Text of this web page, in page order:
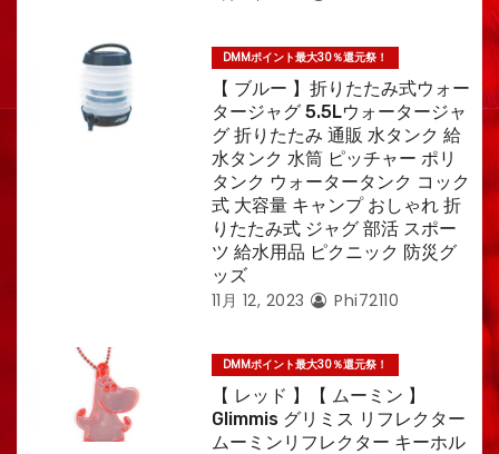
DMMポイント最大30％還元祭！
【 ブルー 】折りたたみ式ウォー
タージャグ 5.5Lウォータージャ
グ 折りたたみ 通販 水タンク 給
水タンク 水筒 ピッチャー ポリ
タンク ウォータータンク コック
式 大容量 キャンプ おしゃれ 折
りたたみ式 ジャグ 部活 スポー
ツ 給水用品 ピクニック 防災グ
ッズ
11月 12, 2023 Phi72110
DMMポイント最大30％還元祭！
【 レッド 】【 ムーミン 】
Glimmis グリミス リフレクター
ムーミンリフレクター キーホル